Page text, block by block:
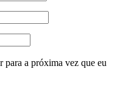
para a próxima vez que eu